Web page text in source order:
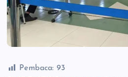
Pembaca: 93